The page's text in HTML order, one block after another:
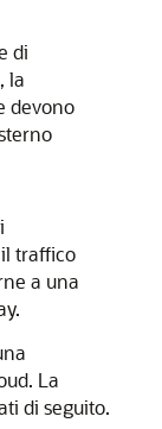
di
la
devono
traffico
a una
La
di seguito.